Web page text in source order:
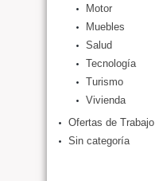
Motor
Muebles
Salud
Tecnología
Turismo
Vivienda
Ofertas de Trabajo
Sin categoría